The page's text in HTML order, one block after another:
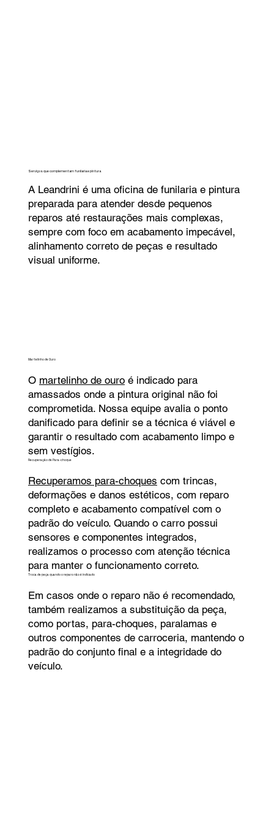
Serviços que complementam funilaria e pintura
A Leandrini é uma oficina de funilaria e pintura
preparada para atender desde pequenos
reparos até restaurações mais complexas,
sempre com foco em acabamento impecável,
alinhamento correto de peças e resultado
visual uniforme.
Martelinho de Ouro
O martelinho de ouroé indicado para
amassados onde a pintura original não foi
comprometida. Nossa equipe avalia o ponto
danificado para definir se a técnica é viável e
garantir o resultado com acabamento limpo e
sem vestígios.
Recuperação de Para-choque
Recuperamos para-choques com trincas,
deformações e danos estéticos, com reparo
completo e acabamento compatível com o
padrão do veículo. Quando o carro possui
sensores e componentes integrados,
realizamos o processo com atenção técnica
para manter o funcionamento correto.
Troca de peça quando o reparo não é indicado
Em casos onde o reparo não é recomendado,
também realizamos a substituição da peça,
como portas, para-choques, paralamas e
outros componentes de carroceria, mantendo o
padrão do conjunto final e a integridade do
veículo.